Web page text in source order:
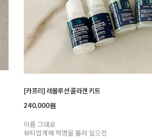
[카프리] 레볼루션 콜라겐 키트
240,000원
이름 그대로
뷰티업계에 혁명을 불러 일으킨